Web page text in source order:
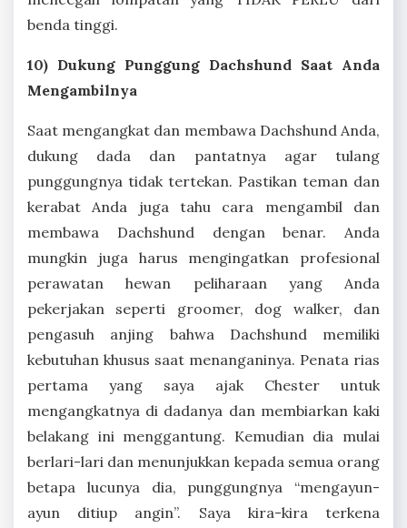
benda tinggi.
10) Dukung Punggung Dachshund Saat Anda
Mengambilnya
Saat mengangkat dan membawa Dachshund Anda,
dukung dada dan pantatnya agar tulang
punggungnya tidak tertekan. Pastikan teman dan
kerabat Anda juga tahu cara mengambil dan
membawa Dachshund dengan benar. Anda
mungkin juga harus mengingatkan profesional
perawatan hewan peliharaan yang Anda
pekerjakan seperti groomer, dog walker, dan
pengasuh anjing bahwa Dachshund memiliki
kebutuhan khusus saat menanganinya. Penata rias
pertama yang saya ajak Chester untuk
mengangkatnya di dadanya dan membiarkan kaki
belakang ini menggantung. Kemudian dia mulai
berlari-lari dan menunjukkan kepada semua orang
betapa lucunya dia, punggungnya “mengayun-
ayun ditiup angin”. Saya kira-kira terkena